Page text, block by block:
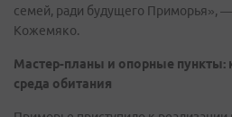
семей, ради будущего Приморья»,
Кожемяко.
Мастер-планы и опорные пункты:
среда обитания